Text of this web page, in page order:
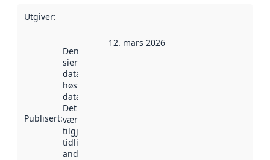
Utgiver:
Publisert:
Denne datoen
sier når
datasettet ble
høstet av
data.norge.no.
Det kan ha
vært
tilgjengelig
tidligere
andre steder.
12. mars 2026